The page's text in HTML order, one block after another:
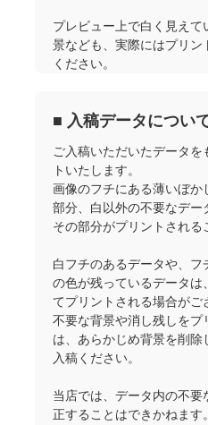
ト方法により異なります。
※ボリュームディスカウント
ーアイテムにプリントする場
※表示金額に送料は含まれて
ください。
プレビュー上で白く見え
景なども、実際にはプリ
ください。
■ 入稿データについ
ご入稿いただいたデータを
トいたします。
画像のフチにある薄いぼか
部分、白以外の不要なデー
その部分がプリントされる
白フチのあるデータや、フ
の色が残っているデータは
てプリントされる場合がご
不要な背景や消し残しをプ
は、あらかじめ背景を削
入稿ください。
当店では、データ内の不
正することはできかねます。